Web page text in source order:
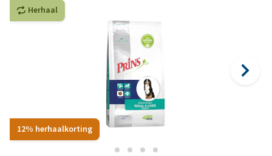
12% herhaalkorting
Herhaal